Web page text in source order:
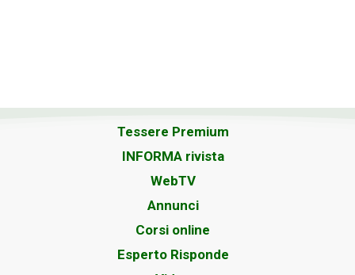
Tessere Premium
INFORMA rivista
WebTV
Annunci
Corsi online
Esperto Risponde